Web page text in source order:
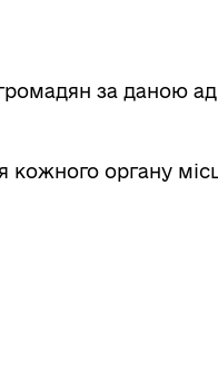
громадян за даною
кожного органу